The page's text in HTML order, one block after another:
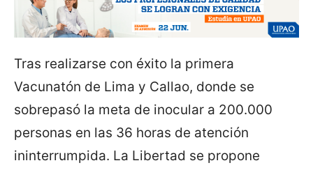
Tras realizarse con éxito la primera
Vacunatón de Lima y Callao, donde se
sobrepasó la meta de inocular a 200.000
personas en las 36 horas de atención
ininterrumpida. La Libertad se propone